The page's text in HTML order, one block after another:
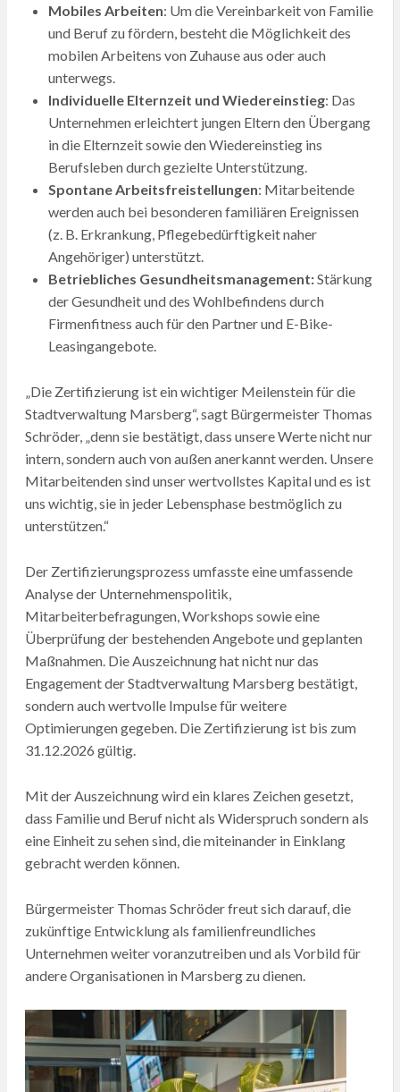
Mobiles Arbeiten: Um die Vereinbarkeit von Familie
und Beruf zu fördern, besteht die Möglichkeit des
mobilen Arbeitens von Zuhause aus oder auch
unterwegs.
Individuelle Elternzeit und Wiedereinstieg: Das
Unternehmen erleichtert jungen Eltern den Übergang
in die Elternzeit sowie den Wiedereinstieg ins
Berufsleben durch gezielte Unterstützung.
Spontane Arbeitsfreistellungen: Mitarbeitende
werden auch bei besonderen familiären Ereignissen
(z. B. Erkrankung, Pflegebedürftigkeit naher
Angehöriger) unterstützt.
Betriebliches Gesundheitsmanagement:Stärkung
der Gesundheit und des Wohlbefindens durch
Firmenfitness auch für den Partner und E-Bike-
Leasingangebote.
„Die Zertifizierung ist ein wichtiger Meilenstein für die
Stadtverwaltung Marsberg“, sagt Bürgermeister Thomas
Schröder, „denn sie bestätigt, dass unsere Werte nicht nur
intern, sondern auch von außen anerkannt werden. Unsere
Mitarbeitenden sind unser wertvollstes Kapital und es ist
uns wichtig, sie in jeder Lebensphase bestmöglich zu
unterstützen.“
Der Zertifizierungsprozess umfasste eine umfassende
Analyse der Unternehmenspolitik,
Mitarbeiterbefragungen, Workshops sowie eine
Überprüfung der bestehenden Angebote und geplanten
Maßnahmen. Die Auszeichnung hat nicht nur das
Engagement der Stadtverwaltung Marsberg bestätigt,
sondern auch wertvolle Impulse für weitere
Optimierungen gegeben. Die Zertifizierung ist bis zum
31.12.2026 gültig.
Mit der Auszeichnung wird ein klares Zeichen gesetzt,
dass Familie und Beruf nicht als Widerspruch sondern als
eine Einheit zu sehen sind, die miteinander in Einklang
gebracht werden können.
Bürgermeister Thomas Schröder freut sich darauf, die
zukünftige Entwicklung als familienfreundliches
Unternehmen weiter voranzutreiben und als Vorbild für
andere Organisationen in Marsberg zu dienen.